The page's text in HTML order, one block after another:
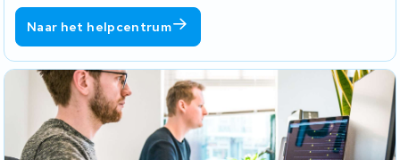
Naar het helpcentrum